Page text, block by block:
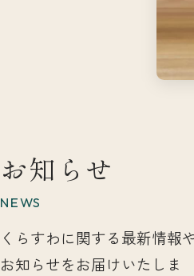
お知らせ
NEWS
くらすわに関する最新情報
お知らせをお届けいたしま